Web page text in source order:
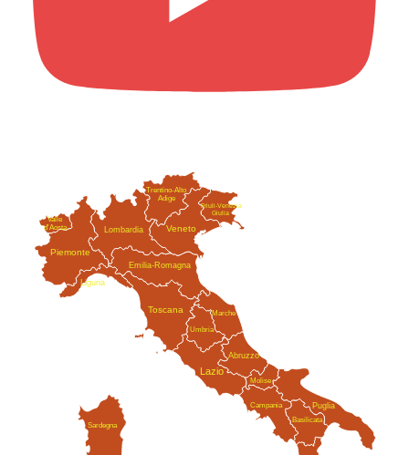
Abruzzo
Valle
d'Aosta
Puglia
Basilicata
Campania
Emilia-Romagna
Friuli-Venezia
Giulia
Lazio
Liguria
Lombardia
Marche
Molise
Piemonte
Sardegna
Trentino-Alto
Adige
Toscana
Umbria
Veneto